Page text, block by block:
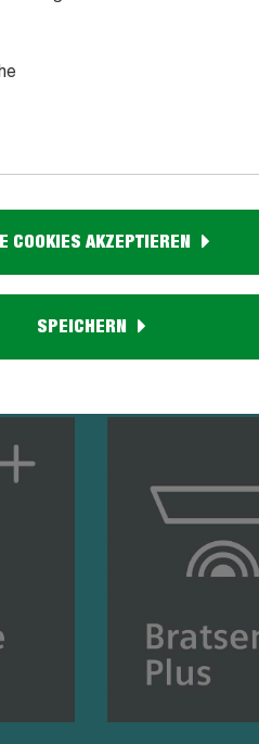
COOKIES AKZEPTIEREN
SPEICHERN